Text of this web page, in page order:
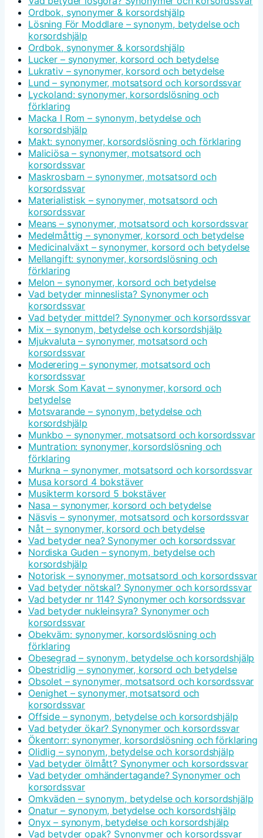
Ordbok, synonymer & korsordshjälp
Lösning För Moddlare – synonym, betydelse och
korsordshjälp
Ordbok, synonymer & korsordshjälp
Lucker – synonymer, korsord och betydelse
Lukrativ – synonymer, korsord och betydelse
Lund – synonymer, motsatsord och korsordssvar
Lyckoland: synonymer, korsordslösning och
förklaring
Macka I Rom – synonym, betydelse och
korsordshjälp
Makt: synonymer, korsordslösning och förklaring
Maliciösa – synonymer, motsatsord och
korsordssvar
Maskrosbarn – synonymer, motsatsord och
korsordssvar
Materialistisk – synonymer, motsatsord och
korsordssvar
Means – synonymer, motsatsord och korsordssvar
Medelmåttig – synonymer, korsord och betydelse
Medicinalväxt – synonymer, korsord och betydelse
Mellangift: synonymer, korsordslösning och
förklaring
Melon – synonymer, korsord och betydelse
Vad betyder minneslista? Synonymer och
korsordssvar
Vad betyder mittdel? Synonymer och korsordssvar
Mix – synonym, betydelse och korsordshjälp
Mjukvaluta – synonymer, motsatsord och
korsordssvar
Moderering – synonymer, motsatsord och
korsordssvar
Morsk Som Kavat – synonymer, korsord och
betydelse
Motsvarande – synonym, betydelse och
korsordshjälp
Munkbo – synonymer, motsatsord och korsordssvar
Muntration: synonymer, korsordslösning och
förklaring
Murkna – synonymer, motsatsord och korsordssvar
Musa korsord 4 bokstäver
Musikterm korsord 5 bokstäver
Nasa – synonymer, korsord och betydelse
Näsvis – synonymer, motsatsord och korsordssvar
Nåt – synonymer, korsord och betydelse
Vad betyder nea? Synonymer och korsordssvar
Nordiska Guden – synonym, betydelse och
korsordshjälp
Notorisk – synonymer, motsatsord och korsordssvar
Vad betyder nötskal? Synonymer och korsordssvar
Vad betyder nr 114? Synonymer och korsordssvar
Vad betyder nukleinsyra? Synonymer och
korsordssvar
Obekväm: synonymer, korsordslösning och
förklaring
Obesegrad – synonym, betydelse och korsordshjälp
Obestridlig – synonymer, korsord och betydelse
Obsolet – synonymer, motsatsord och korsordssvar
Oenighet – synonymer, motsatsord och
korsordssvar
Offside – synonym, betydelse och korsordshjälp
Vad betyder ökar? Synonymer och korsordssvar
Ökentorr: synonymer, korsordslösning och förklaring
Olidlig – synonym, betydelse och korsordshjälp
Vad betyder ölmått? Synonymer och korsordssvar
Vad betyder omhändertagande? Synonymer och
korsordssvar
Omkväden – synonym, betydelse och korsordshjälp
Onatur – synonym, betydelse och korsordshjälp
Onyx – synonym, betydelse och korsordshjälp
Vad betyder opak? Synonymer och korsordssvar